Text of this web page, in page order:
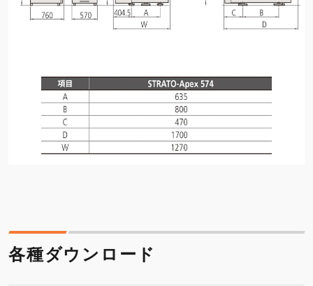
各種ダウンロード